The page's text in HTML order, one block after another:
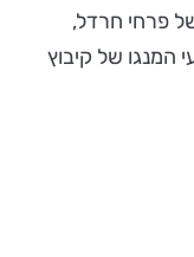
פרחי חרדל,
המנגו של קיבוץ